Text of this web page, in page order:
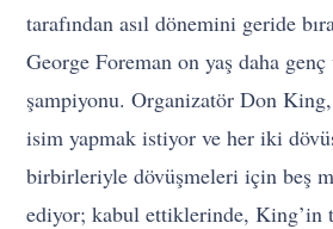
tarafından asıl dönemini geride
George Foreman on yaş daha genç
şampiyonu. Organizatör Don
isim yapmak istiyor ve her iki
birbirleriyle dövüşmeleri için beş
ediyor; kabul ettiklerinde, King’in